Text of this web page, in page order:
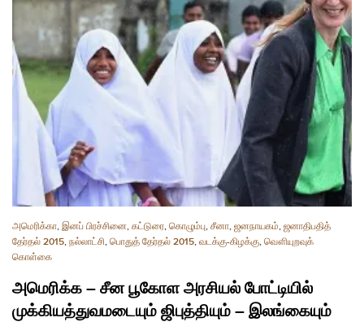
அமெரிக்கா, இனப் பிரச்சினை, கட்டுரை, கொழும்பு, சீனா, ஜனநாயகம், ஜனாதிபதித்
தேர்தல் 2015, நல்லாட்சி, பொதுத் தேர்தல் 2015, வடக்கு-கிழக்கு, வௌியுறவுக்
கொள்கை
அமெரிக்க – சீன பூகோள அரசியல் போட்டியில்
முக்கியத்துவமடையும் ஜிபுத்தியும் – இலங்கையும்